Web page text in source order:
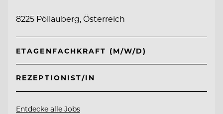
8225 Pöllauberg, Österreich
ETAGENFACHKRAFT (M/W/D)
REZEPTIONIST/IN
Entdecke alle Jobs